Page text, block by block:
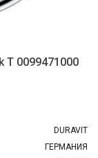
T 0099471000
DURAVIT
ГЕРМАНИЯ